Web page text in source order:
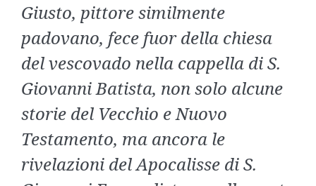
Giusto, pittore similmente
padovano, fece fuor della chiesa
del vescovado nella cappella di S.
Giovanni Batista, non solo alcune
storie del Vecchio e Nuovo
Testamento, ma ancora le
rivelazioni del Apocalisse di S.